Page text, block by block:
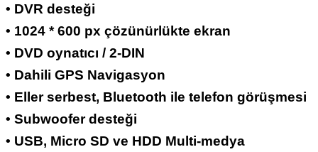
• DVR desteği
• 1024 * 600 px çözünürlükte ekran
• DVD oynatıcı / 2-DIN
• Dahili GPS Navigasyon
• Eller serbest, Bluetooth ile telefon görüşmesi
• Subwoofer desteği
• USB, Micro SD ve HDD Multi-medya